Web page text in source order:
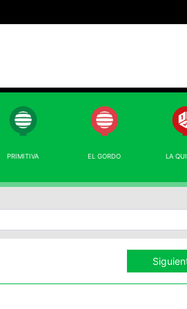
PRIMITIVA EL GORDO LA